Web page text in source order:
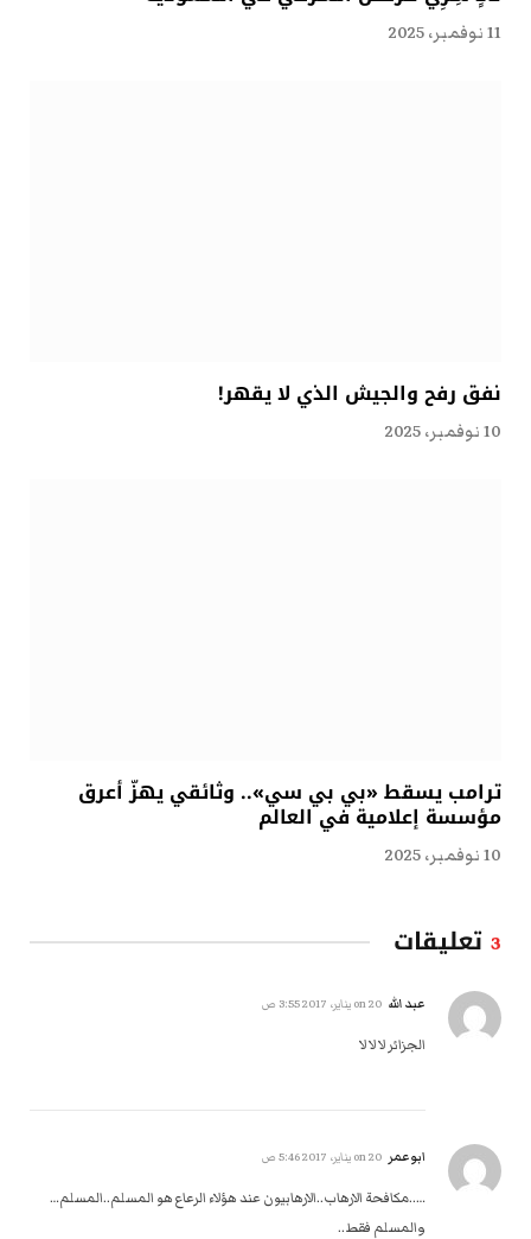
11 نوفمبر، 2025
نفق رفح والجيش الذي لا يقهر!
10 نوفمبر، 2025
ترامب يسقط «بي بي سي».. وثائقي يهزّ أعرق
مؤسسة إعلامية في العالم
10 نوفمبر، 2025
3 تعليقات
عبد الله 20 يناير، 2017 3:55 ص
الجزائر لا لا لا
ابوعمر 20 يناير، 2017 5:46 ص
…..مكافحة الارهاب..الارهابيون عند هؤلاء الرعاع هو المسلم..المسلم…
والمسلم فقط..